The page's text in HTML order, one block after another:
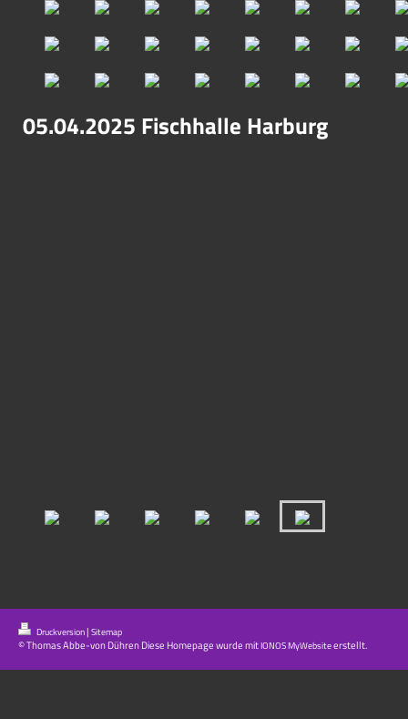
05.04.2025 Fischhalle Harburg
Druckversion| Sitemap
© Thomas Abbe-von Dühren Diese Homepage wurde mitIONOS MyWebsiteerstellt.